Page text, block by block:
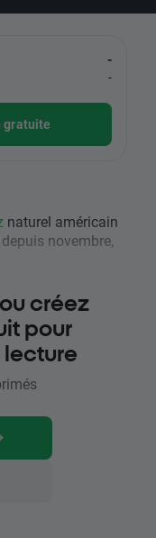
-
-
gratuite
naturel américain
novembre,
créez
pour
lecture